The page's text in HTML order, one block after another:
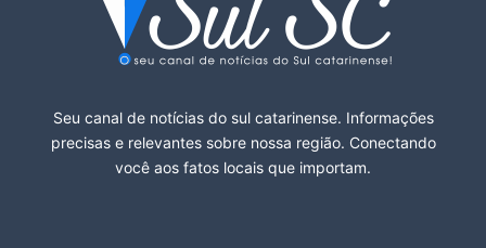
Seu canal de notícias do sul catarinense. Informações
precisas e relevantes sobre nossa região. Conectando
você aos fatos locais que importam.